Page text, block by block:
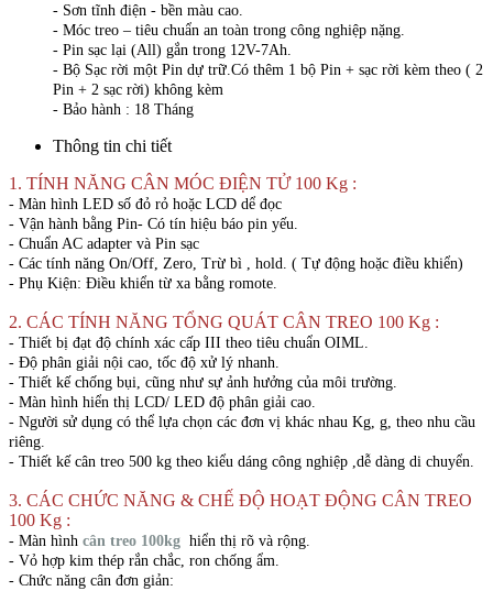
- Sơn tĩnh điện - bền màu cao.
- Móc treo – tiêu chuẩn an toàn trong công nghiệp nặng.
- Pin sạc lại (All) gắn trong 12V-7Ah.
- Bộ Sạc rời một Pin dự trữ.Có thêm 1 bộ Pin + sạc rời kèm theo ( 2
Pin + 2 sạc rời) không kèm
- Bảo hành : 18 Tháng
Thông tin chi tiết
1. TÍNH NĂNG CÂN MÓC ĐIỆN TỬ 100 Kg :
- Màn hình LED số đỏ rỏ hoặc LCD dể đọc
- Vận hành bằng Pin- Có tín hiệu báo pin yếu.
- Chuẩn AC adapter và Pin sạc
- Các tính năng On/Off, Zero, Trừ bì , hold. ( Tự động hoặc điều khiển)
- Phụ Kiện: Điều khiển từ xa bằng romote.
2. CÁC TÍNH NĂNG TỔNG QUÁT CÂN TREO 100 Kg :
- Thiết bị đạt độ chính xác cấp III theo tiêu chuẩn OIML.
- Độ phân giải nội cao, tốc độ xử lý nhanh.
- Thiết kế chống bụi, cũng như sự ảnh hưởng của môi trường.
- Màn hình hiển thị LCD/ LED độ phân giải cao.
- Người sử dụng có thể lựa chọn các đơn vị khác nhau Kg, g, theo nhu cầu
riêng.
- Thiết kế cân treo 500 kg theo kiểu dáng công nghiệp ,dễ dàng di chuyển.
3. CÁC CHỨC NĂNG & CHẾ ĐỘ HOẠT ĐỘNG CÂN TREO
100 Kg :
- Màn hình cân treo 100kg hiển thị rõ và rộng.
- Vỏ hợp kim thép rắn chắc, ron chống ẩm.
- Chức năng cân đơn giản: